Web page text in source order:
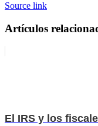
Source link
Artículos
El IRS y los